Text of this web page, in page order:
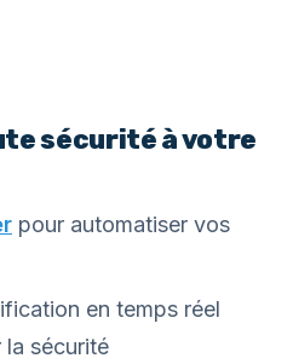
sécurité à votre
pour automatiser vos
en temps réel
la sécurité